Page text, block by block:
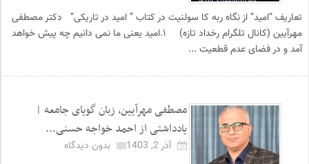
تعاریف “امید” از نگاه ربه کا سولنیت در کتاب ” امید در تاریکی” دکتر مصطفی
مهرآیین (کانال تلگرام رخداد تازه) ۱.امید یعنی ما نمی دانیم چه پیش خواهد
آمد و در فضای عدم قطعیت ...
مصطفی مهرآیین، زبان گویای جامعه |
یادداشتی از احمد خواجه حسنی...
آذر 2, 1403
بدون دیدگاه